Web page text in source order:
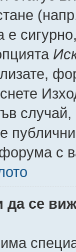
е
форума с
се